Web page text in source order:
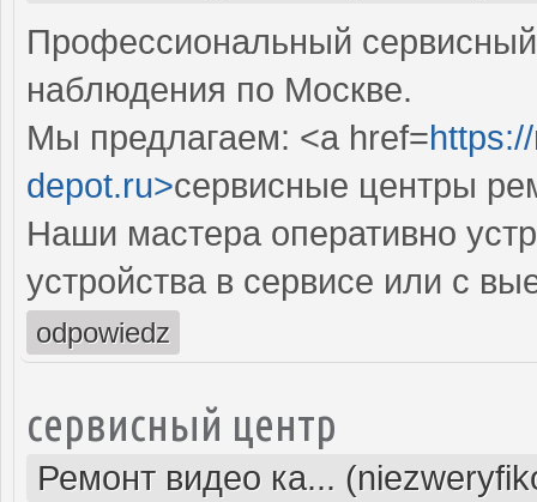
Профессиональный
наблюдения по Москве.
Мы предлагаем: <a href=
depot.ru>сервисные центры
Наши мастера оперативно
устройства в сервисе или с
odpowiedz
сервисный центр
Ремонт видео ка...